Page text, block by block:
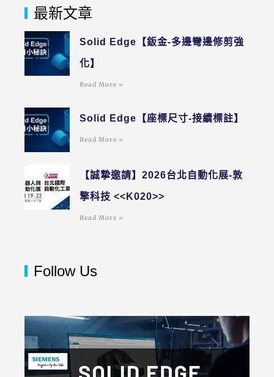
最新文章
Solid Edge【鈑金-多邊彎邊修剪強
化】
Read More »
Solid Edge【座標尺寸-接續標註】
Read More »
【誠摯邀請】2026台北自動化展-敦
擎科技 <<K020>>
Read More »
Follow Us